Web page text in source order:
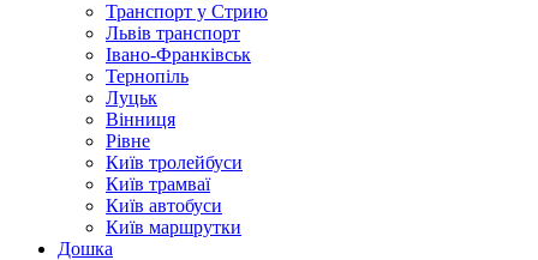
Транспорт у Стрию
Львів транспорт
Івано-Франківськ
Тернопіль
Луцьк
Вінниця
Рівне
Київ тролейбуси
Київ трамваї
Київ автобуси
Київ маршрутки
Дошка